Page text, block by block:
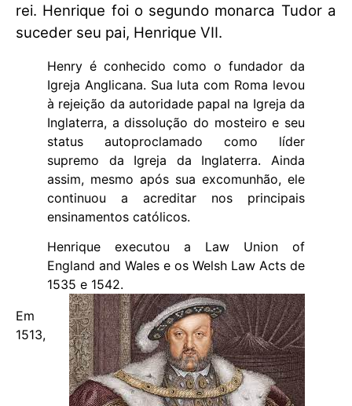
rei. Henrique foi o segundo monarca Tudor a
suceder seu pai, Henrique VII.
Henry é conhecido como o fundador da
Igreja Anglicana. Sua luta com Roma levou
à rejeição da autoridade papal na Igreja da
Inglaterra, a dissolução do mosteiro e seu
status autoproclamado como líder
supremo da Igreja da Inglaterra. Ainda
assim, mesmo após sua excomunhão, ele
continuou a acreditar nos principais
ensinamentos católicos.
Henrique executou a Law Union of
England and Wales e os Welsh Law Acts de
1535 e 1542.
Em
1513,